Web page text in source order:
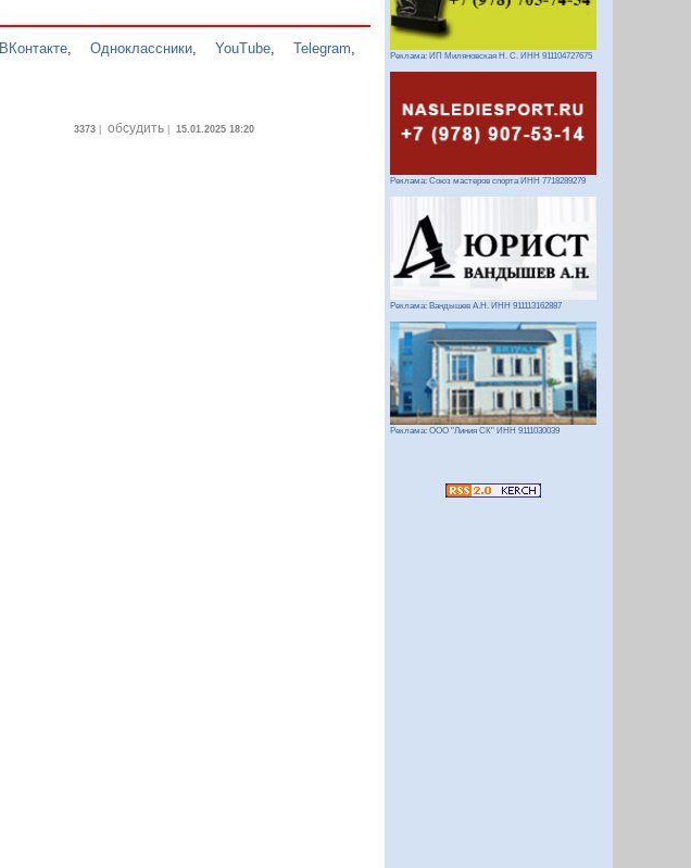
ВКонтакте, Одноклассники,YouTube,Telegram,
3373| обсудить| 15.01.2025 18:20
Реклама: ИП Миляновская Н. С. ИНН 911104727675
Реклама: Союз мастеров спорта ИНН 7718289279
Реклама: Вандышев А.Н. ИНН 911113162887
Реклама: ООО "Линия СК" ИНН 9111030039